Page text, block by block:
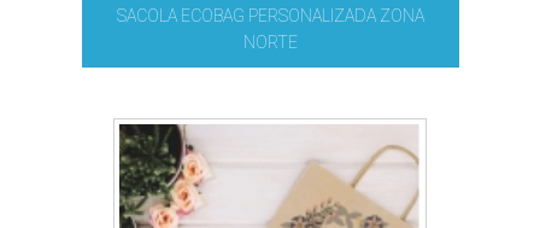
SACOLA ECOBAG PERSONALIZADA ZONA
NORTE